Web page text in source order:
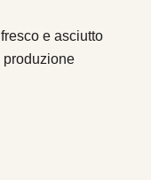
e asciutto
produzione